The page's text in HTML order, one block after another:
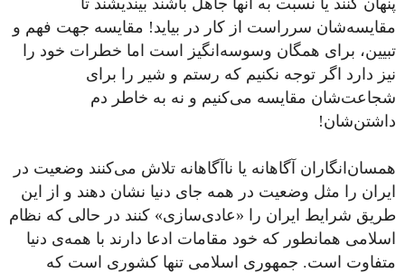
پنهان کنند یا نسبت به آنها جاهل باشند بیندیشند تا
مقایسه‌شان سرراست از کار در بیاید! مقایسه جهت فهم و
تبیین، برای همگان وسوسه‌انگیز است اما خطرات خود را
نیز دارد اگر توجه نکنیم که رستم و شیر را برای
شجاعت‌شان مقایسه می‌کنیم و نه به خاطر دم
داشتن‌شان!
همسان‌انگاران آگاهانه یا ناآگاهانه تلاش می‌کنند وضعیت در
ایران را مثل وضعیت در همه جای دنیا نشان دهند و از این
طریق شرایط ایران را «عادی‌سازی» کنند در حالی که نظام
اسلامی همانطور که خود مقامات ادعا دارند با همه‌ی دنیا
متفاوت است. جمهوری اسلامی تنها کشوری است که